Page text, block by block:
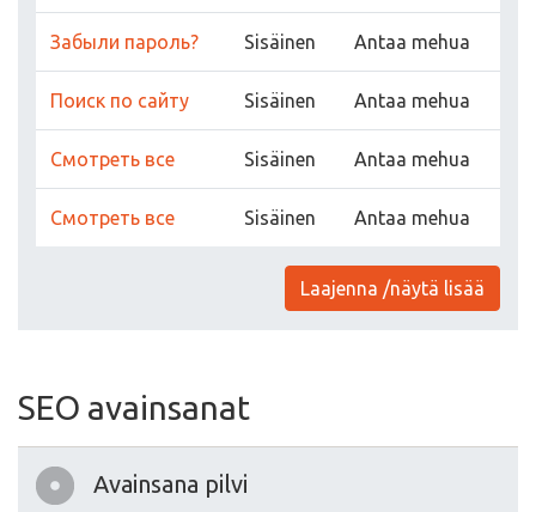
Забыли пароль? Sisäinen Antaa mehua
Поиск по сайту Sisäinen Antaa mehua
Cмотреть все Sisäinen Antaa mehua
Cмотреть все Sisäinen Antaa mehua
Laajenna /näytä lisää
SEO avainsanat
Avainsana pilvi